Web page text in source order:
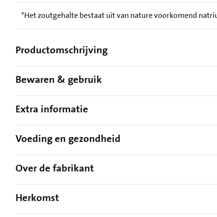
*Het zoutgehalte bestaat uit van nature voorkomend
Productomschrijving
Bewaren & gebruik
Extra informatie
Voeding en gezondheid
Over de fabrikant
Herkomst